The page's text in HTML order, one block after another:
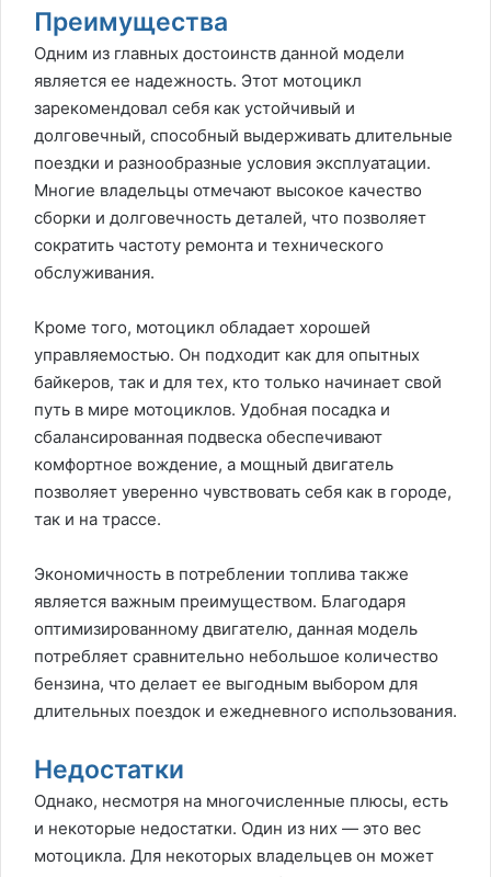
Преимущества
Одним из главных достоинств данной модели
является ее надежность. Этот мотоцикл
зарекомендовал себя как устойчивый и
долговечный, способный выдерживать длительные
поездки и разнообразные условия эксплуатации.
Многие владельцы отмечают высокое качество
сборки и долговечность деталей, что позволяет
сократить частоту ремонта и технического
обслуживания.
Кроме того, мотоцикл обладает хорошей
управляемостью. Он подходит как для опытных
байкеров, так и для тех, кто только начинает свой
путь в мире мотоциклов. Удобная посадка и
сбалансированная подвеска обеспечивают
комфортное вождение, а мощный двигатель
позволяет уверенно чувствовать себя как в городе,
так и на трассе.
Экономичность в потреблении топлива также
является важным преимуществом. Благодаря
оптимизированному двигателю, данная модель
потребляет сравнительно небольшое количество
бензина, что делает ее выгодным выбором для
длительных поездок и ежедневного использования.
Недостатки
Однако, несмотря на многочисленные плюсы, есть
и некоторые недостатки. Один из них — это вес
мотоцикла. Для некоторых владельцев он может